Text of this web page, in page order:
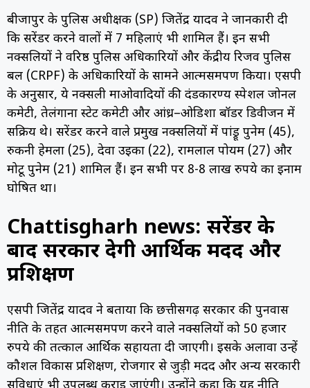
बीजापुर के पुलिस अधीक्षक (SP) जितेंद्र यादव ने जानकारी दी
कि सरेंडर करने वालों में 7 महिलाएं भी शामिल हैं। इन सभी
नक्सलियों ने वरिष्ठ पुलिस अधिकारियों और केंद्रीय रिजर्व पुलिस
बल (CRPF) के अधिकारियों के सामने आत्मसमर्पण किया। एसपी
के अनुसार, ये नक्सली माओवादियों की दंडकारण्य स्पेशल जोनल
कमेटी, तेलंगाना स्टेट कमेटी और आंध्र–ओडिशा बॉर्डर डिवीजन में
सक्रिय थे। सरेंडर करने वाले प्रमुख नक्सलियों में पांड्रू पुनेम (45),
रुकनी हेमला (25), देवा उइका (22), रामलाल पोयम (27) और
मोटू पुनेम (21) शामिल हैं। इन सभी पर 8-8 लाख रुपये का इनाम
घोषित था।
Chattisgharh news: सरेंडर के
बाद सरकार देगी आर्थिक मदद और
प्रशिक्षण
एसपी जितेंद्र यादव ने बताया कि छत्तीसगढ़ सरकार की पुनर्वास
नीति के तहत आत्मसमर्पण करने वाले नक्सलियों को 50 हजार
रुपये की तत्काल आर्थिक सहायता दी जाएगी। इसके अलावा उन्हें
कौशल विकास प्रशिक्षण, रोजगार से जुड़ी मदद और अन्य सरकारी